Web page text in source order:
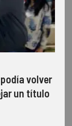
volver
un título